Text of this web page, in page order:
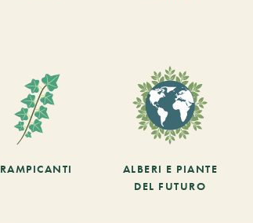
RAMPICANTI
ALBERI E PIANTE
DEL FUTURO